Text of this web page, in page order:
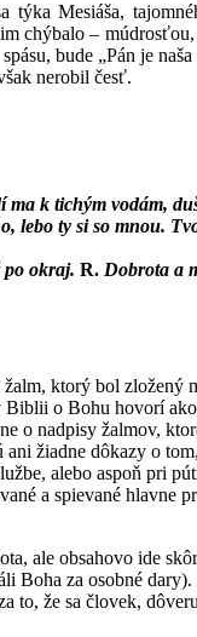
týka Mesiáša,
chýbalo –
bude „Pán je
nerobil česť.
k tichým vodám,
lebo ty si so mnou.
po okraj. R. Dobrota a
ktorý bol zložený
o Bohu hovorí
o nadpisy žalmov,
žiadne dôkazy o
alebo aspoň pri
a spievané hlavne
ale obsahovo ide
Boha za osobné
to, že sa človek,